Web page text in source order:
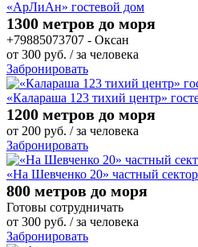
«АрЛиАн» гостевой дом
1300 метров до моря
+79885073707 - Оксан
от 300 руб. / за человека
Забронировать
«Калараша 123 тихий центр»
1200 метров до моря
от 200 руб. / за человека
Забронировать
«На Шевченко 20» частный сектор
800 метров до моря
Готовы сотрудничать
от 300 руб. / за человека
Забронировать